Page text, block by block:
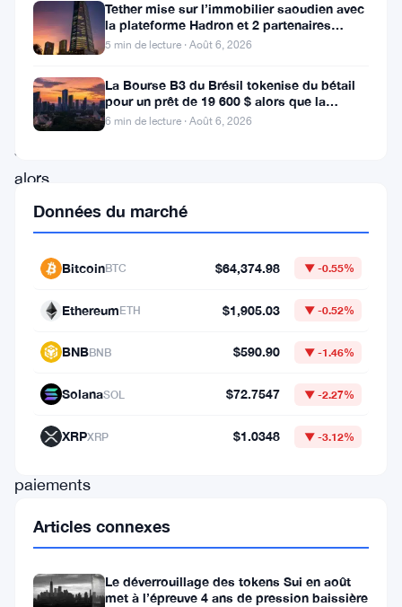
données
Cette
augmentation
survient
alors
que
Stellar
continue
bénéficier
focus
paiements
récents
Tether mise sur l’immobilier saoudien avec
la plateforme Hadron et 2 partenaires
locaux
5 min de lecture · Août 6, 2026
La Bourse B3 du Brésil tokenise du bétail
pour un prêt de 19 600 $ alors que la
blockchain atteint la ferme
6 min de lecture · Août 6, 2026
Données du marché
BitcoinBTC $64,374.98 ▼ -0.55%
EthereumETH $1,905.03 ▼ -0.52%
BNBBNB $590.90 ▼ -1.46%
SolanaSOL $72.7547 ▼ -2.27%
XRPXRP $1.0348 ▼ -3.12%
Articles connexes
Le déverrouillage des tokens Sui en août
met à l’épreuve 4 ans de pression baissière